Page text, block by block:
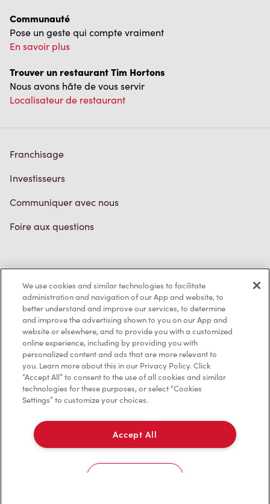
Communauté
Pose un geste qui compte vraiment
En savoir plus
Trouver un restaurant Tim Hortons
Nous avons hâte de vous servir
Localisateur de restaurant
Franchisage
Investisseurs
Communiquer avec nous
Foire aux questions
Politique de confidentialité
Conditions de service
Marques de commerce
Accessibilité
Diagnostic
Contactez-nous
We use cookies and similar technologies to facilitate
administration and navigation of our App and website, to
better understand and improve our services, to determine
and improve the advertising shown to you on our App and
website or elsewhere, and to provide you with a customized
online experience, including by providing you with
personalized content and ads that are more relevant to
you. Learn more about this in our Privacy Policy. Click
“Accept All” to consent to the use of all cookies and similar
technologies for these purposes, or select “Cookies
Settings” to customize your choices.
Accept All